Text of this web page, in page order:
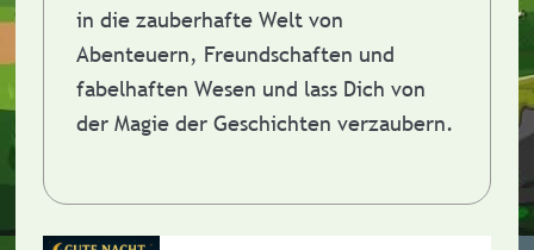
in die zauberhafte Welt von
Abenteuern, Freundschaften und
fabelhaften Wesen und lass Dich von
der Magie der Geschichten verzaubern.